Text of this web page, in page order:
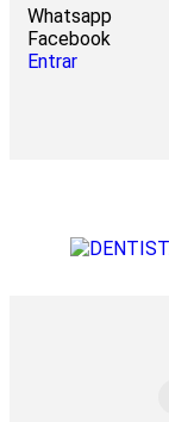
Whatsapp
Facebook
Entrar